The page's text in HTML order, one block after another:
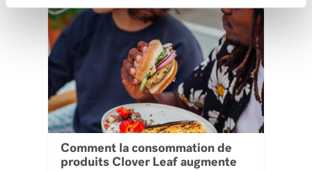
Comment la consommation de
produits Clover Leaf augmente